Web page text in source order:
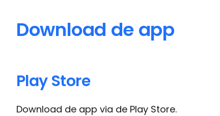
Download de app
Play Store
Download de app via de Play Store.